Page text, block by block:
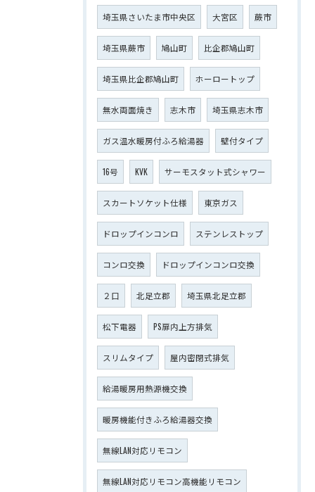
埼玉県さいたま市中央区 大宮区 蕨市
埼玉県蕨市 鳩山町 比企郡鳩山町
埼玉県比企郡鳩山町 ホーロートップ
無水両面焼き 志木市 埼玉県志木市
ガス温水暖房付ふろ給湯器 壁付タイプ
16号 KVK サーモスタット式シャワー
スカートソケット仕様 東京ガス
ドロップインコンロ ステンレストップ
コンロ交換 ドロップインコンロ交換
２口 北足立郡 埼玉県北足立郡
松下電器 PS扉内上方排気
スリムタイプ 屋内密閉式排気
給湯暖房用熱源機交換
暖房機能付きふろ給湯器交換
無線LAN対応リモコン
無線LAN対応リモコン高機能リモコン